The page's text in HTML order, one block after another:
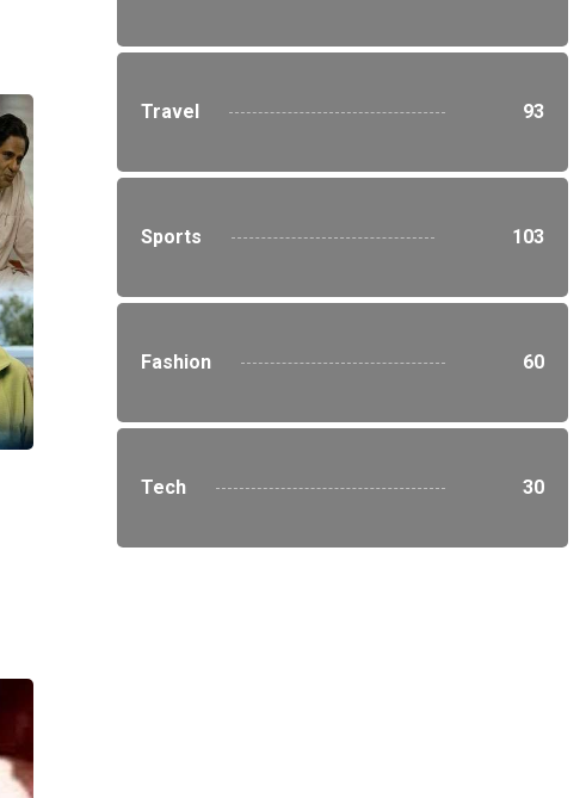
Travel 93
Sports 103
Fashion 60
Tech 30